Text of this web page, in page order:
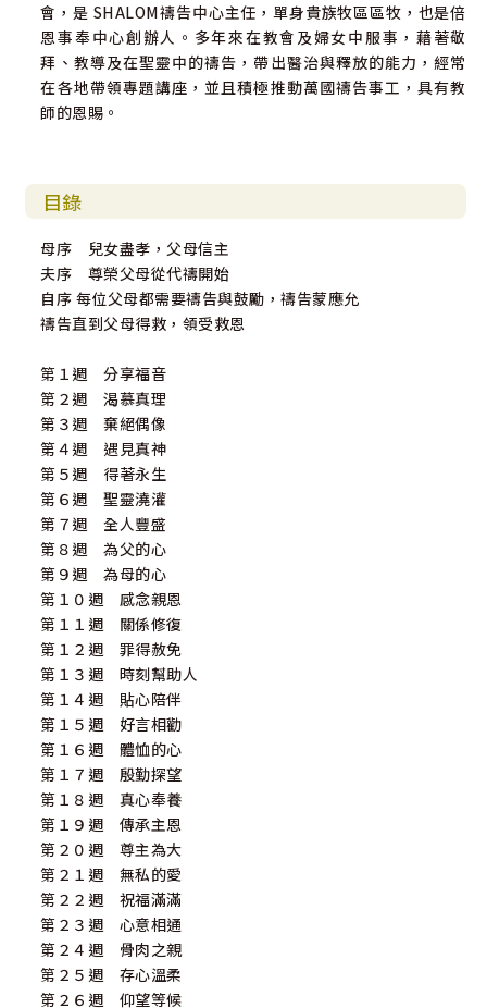
會，是 SHALOM禱告中心主任，單身貴族牧區區牧，也是倍
恩事奉中心創辦人。多年來在教會及婦女中服事，藉著敬
拜、教導及在聖靈中的禱告，帶出醫治與釋放的能力，經常
在各地帶領專題講座，並且積極推動萬國禱告事工，具有教
師的恩賜。
目錄
母序 兒女盡孝，父母信主
夫序 尊榮父母從代禱開始
自序 每位父母都需要禱告與鼓勵，禱告蒙應允
禱告直到父母得救，領受救恩
第１週 分享福音
第２週 渴慕真理
第３週 棄絕偶像
第４週 遇見真神
第５週 得著永生
第６週 聖靈澆灌
第７週 全人豐盛
第８週 為父的心
第９週 為母的心
第１０週 感念親恩
第１１週 關係修復
第１２週 罪得赦免
第１３週 時刻幫助人
第１４週 貼心陪伴
第１５週 好言相勸
第１６週 體恤的心
第１７週 殷勤探望
第１８週 真心奉養
第１９週 傳承主恩
第２０週 尊主為大
第２１週 無私的愛
第２２週 祝福滿滿
第２３週 心意相通
第２４週 骨肉之親
第２５週 存心溫柔
第２６週 仰望等候